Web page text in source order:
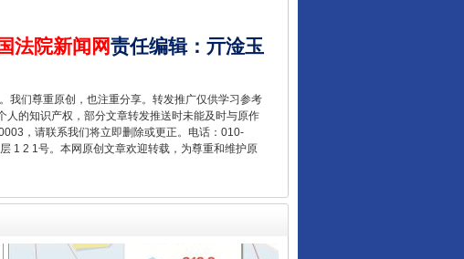
法院新闻网责任编辑： 亓淦玉
我们尊重原创，也注重分享。转发推广仅供学习参考
的知识产权，部分文章转发推送时未能及时与原作
，请联系我们将立即删除或更正。电话：010-
1 2 1号。本网原创文章欢迎转载，为尊重和维护原